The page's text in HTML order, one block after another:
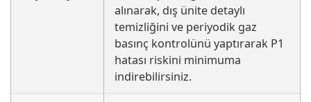
alınarak, dış ünite detaylı
temizliğini ve periyodik gaz
basınç kontrolünü yaptırarak P1
hatası riskini minimuma
indirebilirsiniz.